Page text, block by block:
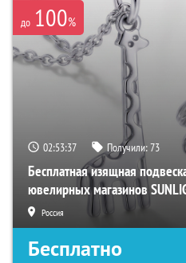
до 100%
02:53:36 Получили:73
Бесплатная изящная
ювелирных магазинов
Россия
Бесплатно